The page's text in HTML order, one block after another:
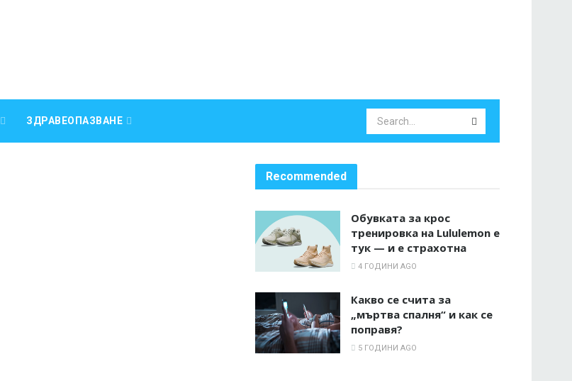
ЗДРАВЕОПАЗВАНЕ
Recommended
Обувката за крос
тренировка на Lululemon е
тук — и е страхотна
4 ГОДИНИ AGO
Какво се счита за
„мъртва спалня“ и как се
поправя?
5 ГОДИНИ AGO